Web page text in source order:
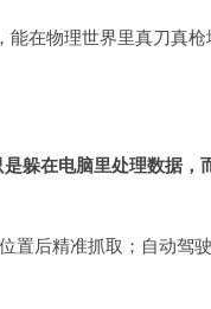
在物理世界里真刀真
躲在电脑里处理数据
置后精准抓取；自动驾